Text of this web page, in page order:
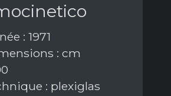
: 1971
: cm
: plexiglas